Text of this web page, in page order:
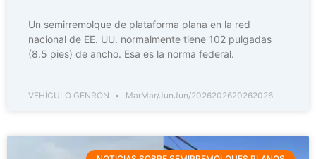
Un semirremolque de plataforma plana en la red
nacional de EE. UU. normalmente tiene 102 pulgadas
(8.5 pies) de ancho. Esa es la norma federal.
VEHÍCULO GENRON MarMar/JunJun/2026202620262026